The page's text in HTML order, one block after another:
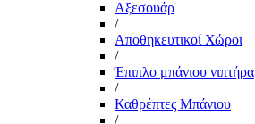
Αξεσουάρ
/
Αποθηκευτικοί Χώροι
/
Έπιπλο μπάνιου νιπτήρα
/
Καθρέπτες Μπάνιου
/